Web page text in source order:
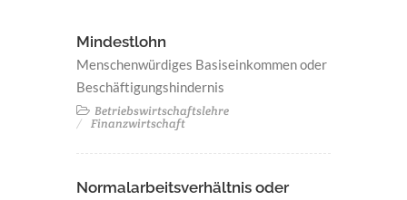
Mindestlohn
Menschenwürdiges Basiseinkommen oder
Beschäftigungshindernis
Betriebswirtschaftslehre
Finanzwirtschaft
Normalarbeitsverhältnis oder